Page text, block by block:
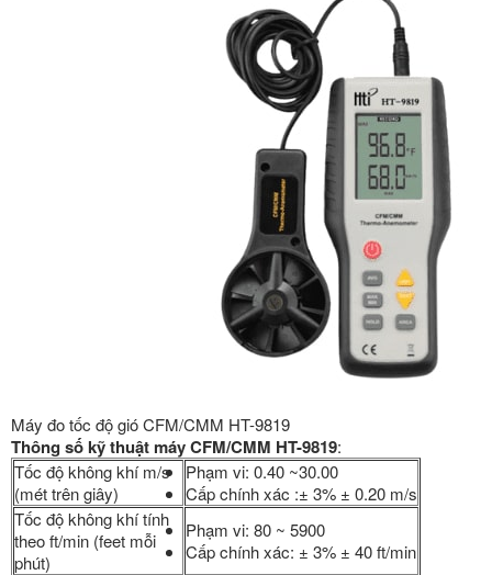
Máy đo tốc độ gió CFM/CMM HT-9819
Thông số kỹ thuật máy CFM/CMM HT-9819:
Tốc độ không khí m/s
(mét trên giây)
Phạm vi: 0.40 ~30.00
Cấp chính xác :± 3% ± 0.20 m/s
Tốc độ không khí tính
theo ft/min (feet mỗi
phút)
Phạm vi: 80 ~ 5900
Cấp chính xác: ± 3% ± 40 ft/min